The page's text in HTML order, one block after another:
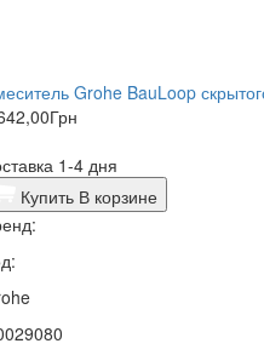
Grohe BauLoop
Грн
1-4 дня
Купить В корзине